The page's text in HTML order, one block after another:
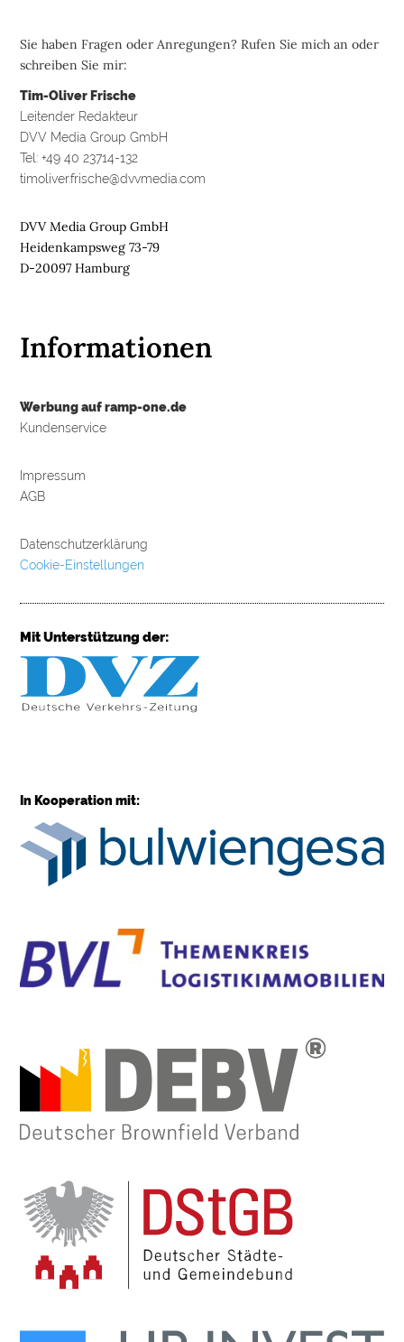
Sie haben Fragen oder Anregungen? Rufen Sie mich an oder
schreiben Sie mir:
Tim-Oliver Frische
Leitender Redakteur
DVV Media Group GmbH
Tel: +49 40 23714-132
timoliver.frische@dvvmedia.com
DVV Media Group GmbH
Heidenkampsweg 73-79
D-20097 Hamburg
Informationen
Werbung auf ramp-one.de
Kundenservice
Impressum
AGB
Datenschutzerklärung
Cookie-Einstellungen
Mit Unterstützung der:
In Kooperation mit: